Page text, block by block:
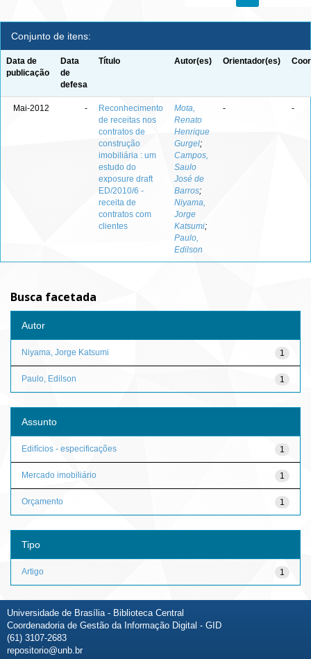
Conjunto de itens:
Data de
publicação
Data
de
defesa
Título Autor(es) Orientador(es)
Mai-2012 -
Reconhecimento
de receitas nos
contratos de
construção
imobiliária : um
estudo do
exposure draft
ED/2010/6 -
receita de
contratos com
clientes
Mota,
Renato
Henrique
Gurgel;
Campos,
Saulo
José de
Barros;
Niyama,
Jorge
Katsumi;
Paulo,
Edilson
- -
Busca facetada
Autor
1
Niyama, Jorge Katsumi
1
Paulo, Edilson
Assunto
1
Edifícios - especificações
1
Mercado imobiliário
1
Orçamento
Tipo
1
Artigo
Universidade de Brasília - Biblioteca Central
Coordenadoria de Gestão da Informação Digital - GID
(61) 3107-2683
repositorio@unb.br